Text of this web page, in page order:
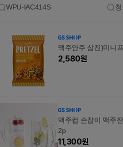
WPU-IAC414S
맥주안주 삼진)미니
2,580원
맥주컵 손잡이 맥주
2p
11,300원